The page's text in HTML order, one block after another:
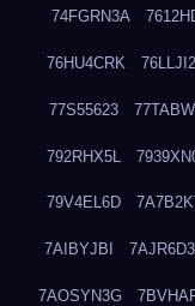
74FGRN3A
76HU4CRK
77S55623
792RHX5L
79V4EL6D
7AIBYJBI
7AOSYN3G